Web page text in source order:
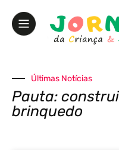
Últimas Notícias
Pauta:
brinquedo